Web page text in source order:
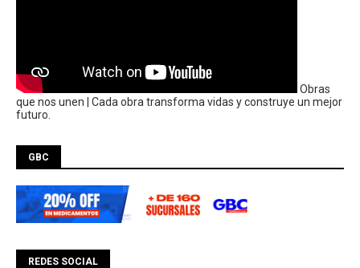
Obras
que nos unen | Cada obra transforma vidas y construye un mejor
futuro.
GBC
REDES SOCIAL